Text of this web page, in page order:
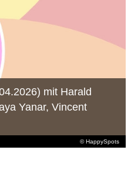
© HappySpots
mit Harald
Yanar, Vincent